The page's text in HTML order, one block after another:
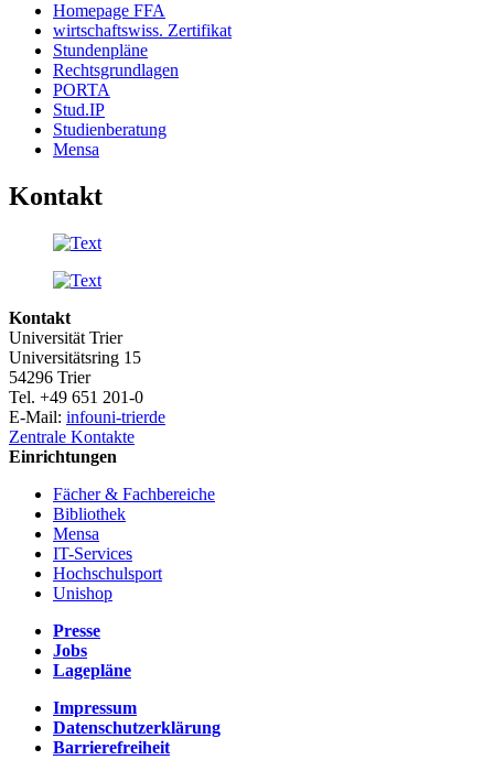
Homepage FFA
wirtschaftswiss. Zertifikat
Stundenpläne
Rechtsgrundlagen
PORTA
Stud.IP
Studienberatung
Mensa
Kontakt
Kontakt
Universität Trier
Universitätsring 15
54296 Trier
Tel. +49 651 201-0
E-Mail: infouni-trierde
Zentrale Kontakte
Einrichtungen
Fächer & Fachbereiche
Bibliothek
Mensa
IT-Services
Hochschulsport
Unishop
Presse
Jobs
Lagepläne
Impressum
Datenschutzerklärung
Barrierefreiheit